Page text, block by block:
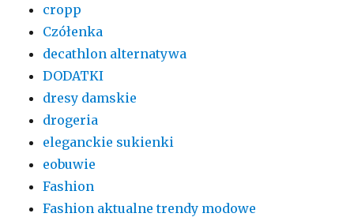
cropp
Czółenka
decathlon alternatywa
DODATKI
dresy damskie
drogeria
eleganckie sukienki
eobuwie
Fashion
Fashion aktualne trendy modowe